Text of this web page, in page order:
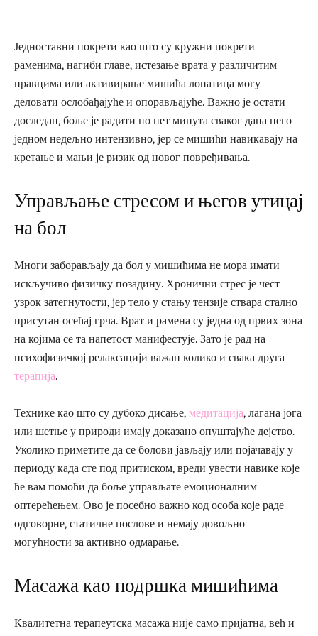
Једноставни покрети као што су кружни покрети
раменима, нагиби главе, истезање врата у различитим
правцима или активирање мишића лопатица могу
деловати ослобађајуће и опорављајуће. Важно је остати
доследан, боље је радити по пет минута сваког дана него
једном недељно интензивно, јер се мишићи навикавају на
кретање и мањи је ризик од новог повређивања.
Управљање стресом и његов утицај
на бол
Многи заборављају да бол у мишићима не мора имати
искључиво физичку позадину. Хронични стрес је чест
узрок затегнутости, јер тело у стању тензије ствара стално
присутан осећај грча. Врат и рамена су једна од првих зона
на којима се та напетост манифестује. Зато је рад на
психофизичкој релаксацији важан колико и свака друга
терапија.
Технике као што су дубоко дисање, медитација, лагана јога
или шетње у природи имају доказано опуштајуће дејство.
Уколико приметите да се болови јављају или појачавају у
периоду када сте под притиском, вреди увести навике које
ће вам помоћи да боље управљате емоционалним
оптерећењем. Ово је посебно важно код особа које раде
одговорне, статичне послове и немају довољно
могућности за активно одмарање.
Масажа као подршка мишићима
Квалитетна терапеутска масажа није само пријатна, већ и